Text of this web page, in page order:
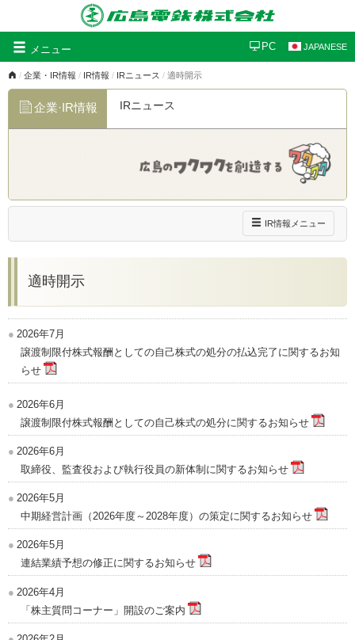
グ
ロ
ー
ル
ナ
ョ
メニュー PC JAPANESE
企業・IR情報 IR情報 IRニュース 適時開示
企業·IR情報 IRニュース
ナ
ビ
ン
IR情報メニュー
適時開示
2026年7月
譲渡制限付株式報酬としての自己株式の処分の払込完了に関するお知
らせ
2026年6月
譲渡制限付株式報酬としての自己株式の処分に関するお知らせ
2026年6月
取締役、監査役および執行役員の新体制に関するお知らせ
2026年5月
中期経営計画（2026年度～2028年度）の策定に関するお知らせ
2026年5月
連結業績予想の修正に関するお知らせ
2026年4月
「株主質問コーナー」開設のご案内